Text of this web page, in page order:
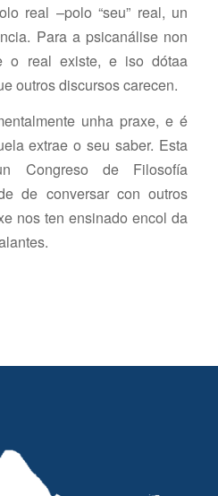
real –polo “seu” real, un
Para a psicanálise non
o real existe, e iso dótaa
outros discursos carecen.
unha praxe, e é
extrae o seu saber. Esta
Congreso de Filosofía
de conversar con outros
nos ten ensinado encol da